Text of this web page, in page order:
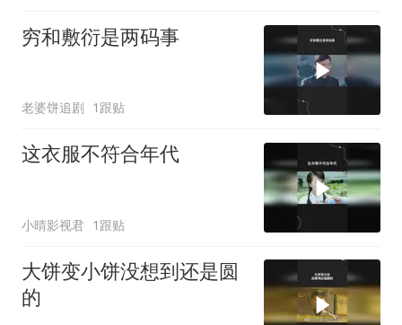
穷和敷衍是两码事
老婆饼追剧 1跟贴
这衣服不符合年代
小晴影视君 1跟贴
大饼变小饼没想到还是圆
的